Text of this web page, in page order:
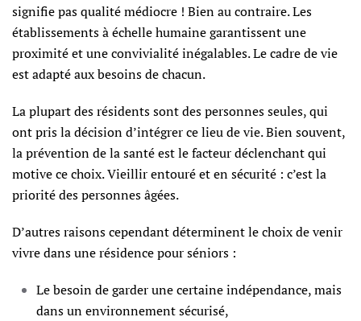
signifie pas qualité médiocre ! Bien au contraire. Les
établissements à échelle humaine garantissent une
proximité et une convivialité inégalables. Le cadre de vie
est adapté aux besoins de chacun.
La plupart des résidents sont des personnes seules, qui
ont pris la décision d’intégrer ce lieu de vie. Bien souvent,
la prévention de la santé est le facteur déclenchant qui
motive ce choix. Vieillir entouré et en sécurité : c’est la
priorité des personnes âgées.
D’autres raisons cependant déterminent le choix de venir
vivre dans une résidence pour séniors :
Le besoin de garder une certaine indépendance, mais
dans un environnement sécurisé,